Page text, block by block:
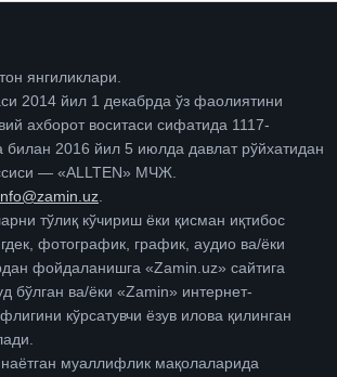
янгиликлари.
2014 йил 1 декабрда ўз фаолиятини
ахборот воситаси сифатида 1117-
билан 2016 йил 5 июлда давлат рўйхатидан
— «ALLTEN» МЧЖ.
тўлиқ кўчириш ёки қисман иқтибос
фотографик, график, аудио ва/ёки
фойдаланишга «Zamin.uz» сайтига
бўлган ва/ёки «Zamin» интернет-
кўрсатувчи ёзув илова қилинган
муаллифлик мақолаларида